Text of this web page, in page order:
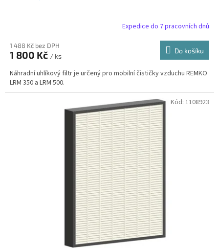
Expedice do 7 pracovních dnů
1 488 Kč bez DPH
1 800 Kč / ks
Do košíku
Náhradní uhlíkový filtr je určený pro mobilní čističky vzduchu REMKO
LRM 350 a LRM 500.
Kód: 1108923